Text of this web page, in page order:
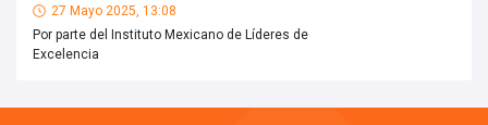
27 Mayo 2025, 13:08
Por parte del Instituto Mexicano de Líderes de
Excelencia